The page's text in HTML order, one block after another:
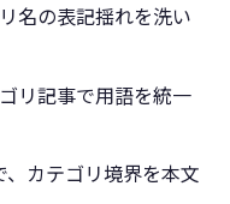
名の表記揺れを洗い
リ記事で用語を統一
カテゴリ境界を本文